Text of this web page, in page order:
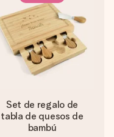
Set de regalo de
tabla de quesos de
bambú